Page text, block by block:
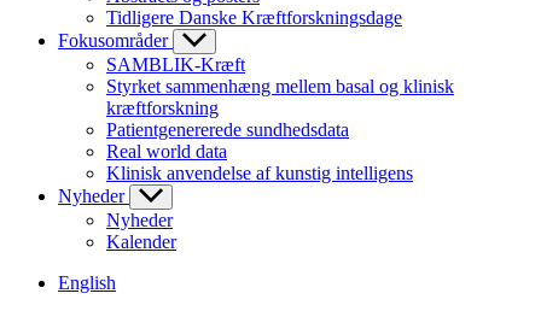
Tidligere Danske Kræftforskningsdage
Fokusområder
SAMBLIK-Kræft
Styrket sammenhæng mellem basal og klinisk
kræftforskning
Patientgenererede sundhedsdata
Real world data
Klinisk anvendelse af kunstig intelligens
Nyheder
Nyheder
Kalender
English